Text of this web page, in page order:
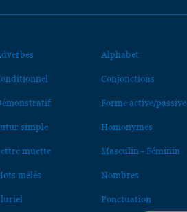
Alphabet
Conjonctions
Forme active/passive
simple Homonymes
muette Masculin - Féminin
mêlés Nombres
Ponctuation